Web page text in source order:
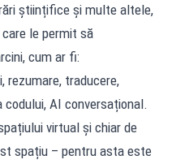
științifice și multe altele,
le permit să
cum ar fi:
rezumare, traducere,
AI conversațional.
virtual și chiar de
spațiu – pentru asta este